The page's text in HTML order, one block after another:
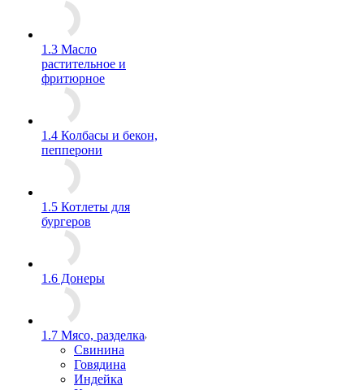
1.3 Масло
растительное и
фритюрное
1.4 Колбасы и бекон,
пепперони
1.5 Котлеты для
бургеров
1.6 Донеры
1.7 Мясо, разделка
Свинина
Говядина
Индейка